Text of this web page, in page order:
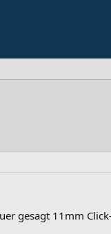
gesagt 11mm